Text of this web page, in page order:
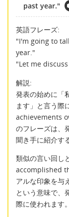
past year."
英語フレーズ:
"I'm going to
year."
"Let me
解説:
発表の始めに「
ます」と言う
achievements
のフレーズは、
聞き手に紹介す
類似の言い回し
accomplished
アルな印象を与
という意味で、
際に使われます。